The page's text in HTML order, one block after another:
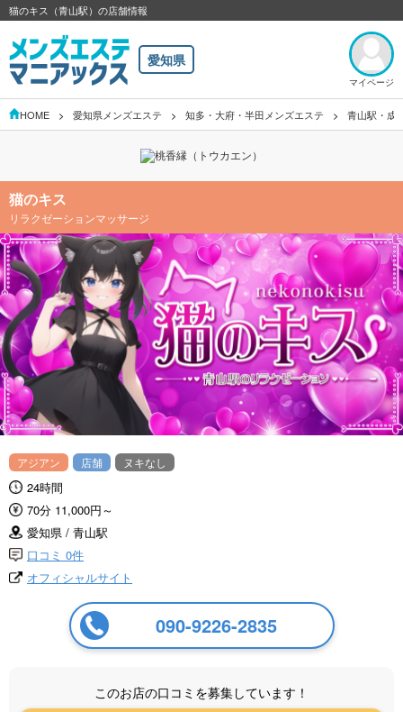
猫のキス（青山駅）の店舗情報
愛知県
マイページ
HOME 愛知県メンズエステ 知多・大府・半田メンズエステ 青山駅・成
猫のキス
リラクゼーションマッサージ
アジアン 店舗 ヌキなし
24時間
70分 11,000円～
愛知県 / 青山駅
口コミ 0件
オフィシャルサイト
090-9226-2835
このお店の口コミを募集しています！